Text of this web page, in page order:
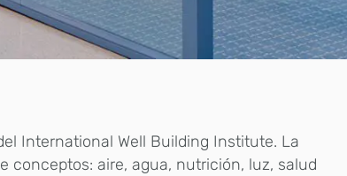
International Well Building Institute. La
conceptos: aire, agua, nutrición, luz, salud